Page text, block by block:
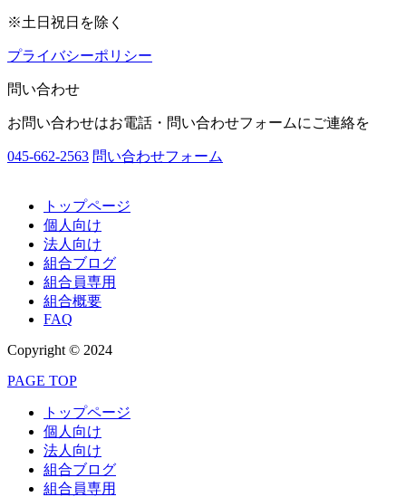
※土日祝日を除く
プライバシーポリシー
問い合わせ
お問い合わせはお電話・問い合わせフォームにご連絡を
045-662-2563 問い合わせフォーム
トップページ
個人向け
法人向け
組合ブログ
組合員専用
組合概要
FAQ
Copyright © 2024
PAGE TOP
トップページ
個人向け
法人向け
組合ブログ
組合員専用